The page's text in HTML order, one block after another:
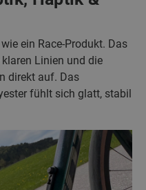
ein Race‑Produkt. Das
Linien und die
direkt auf. Das
fühlt sich glatt, stabil